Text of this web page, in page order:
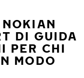
DI GUIDA
PER CHI
MODO